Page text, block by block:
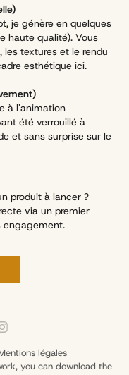
je génère en quelques
haute qualité). Vous
textures et le rendu
esthétique ici.
à l'animation
été verrouillé à
et sans surprise sur le
produit à lancer ?
via un premier
engagement.
légales
you can download the